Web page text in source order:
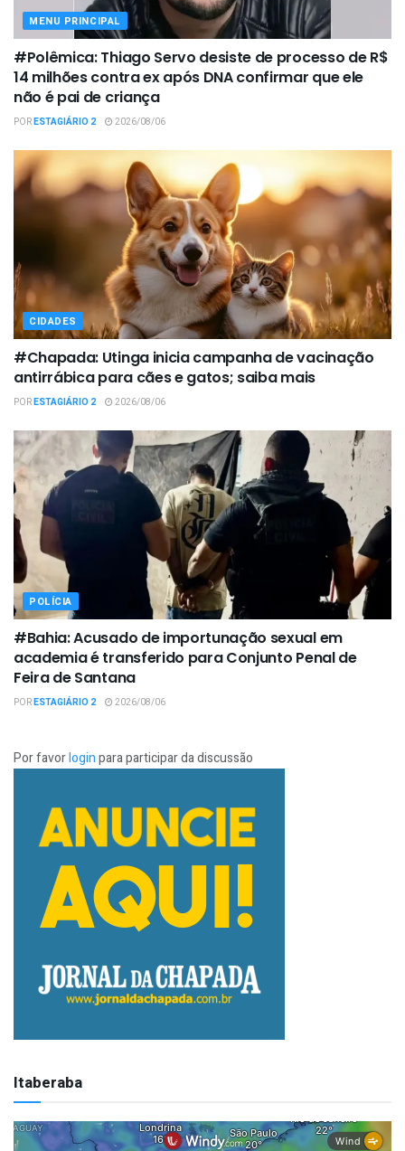
MENU PRINCIPAL
#Polêmica: Thiago Servo desiste de processo de R$
14 milhões contra ex após DNA confirmar que ele
não é pai de criança
PORESTAGIÁRIO 2 2026/08/06
CIDADES
#Chapada: Utinga inicia campanha de vacinação
antirrábica para cães e gatos; saiba mais
PORESTAGIÁRIO 2 2026/08/06
POLÍCIA
#Bahia: Acusado de importunação sexual em
academia é transferido para Conjunto Penal de
Feira de Santana
PORESTAGIÁRIO 2 2026/08/06
Por favorloginpara participar da discussão
Itaberaba